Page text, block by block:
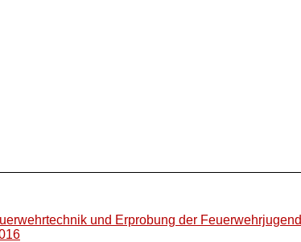
und Erprobung der Feuerwehrjugend